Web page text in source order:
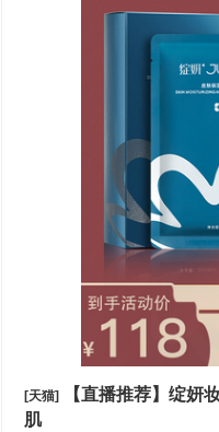
[天猫]【直播推荐】绽妍
肌